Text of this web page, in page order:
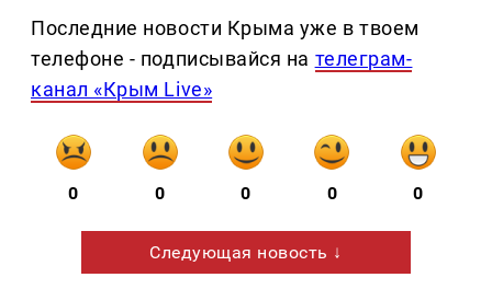
Последние новости Крыма уже в твоем
телефоне - подписывайся на телеграм-
канал «Крым Live»
0 0 0 0 0
Следующая новость ↓